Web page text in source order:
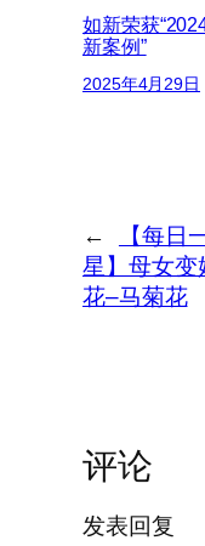
如新荣获
新案例”
2025年4月29日
←
【每日
星】母女变
花–马菊花
评论
发表回复